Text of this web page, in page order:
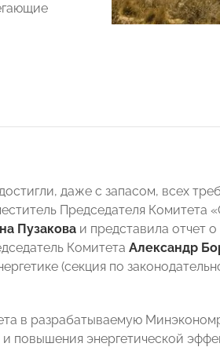
даже с запасом, всех
Председателя
Пузакова и представила отчет
Комитета Александр
(секция по
в разрабатываемую
повышения энергетической